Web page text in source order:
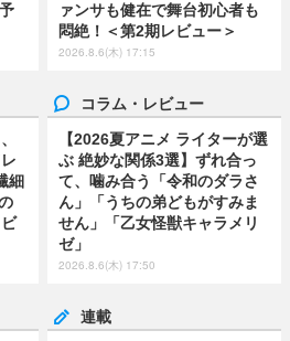
ァンサも健在で舞台初心者も
悶絶！＜第2期レビュー＞
2026.8.6(木) 17:15
細
コラム・レビュー
【2026夏アニメ ライターが選
ぶ 絶妙な関係3選】ずれ合っ
て、噛み合う「令和のダラさ
ん」「うちの弟どもがすみま
せん」「乙女怪獣キャラメリ
ゼ」
2026.8.6(木) 17:50
連載